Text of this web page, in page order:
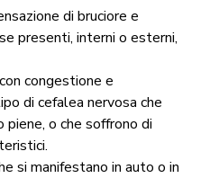
di bruciore e
presenti, interni o esterni,
congestione e
di cefalea nervosa che
o che soffrono di
si manifestano in auto o in